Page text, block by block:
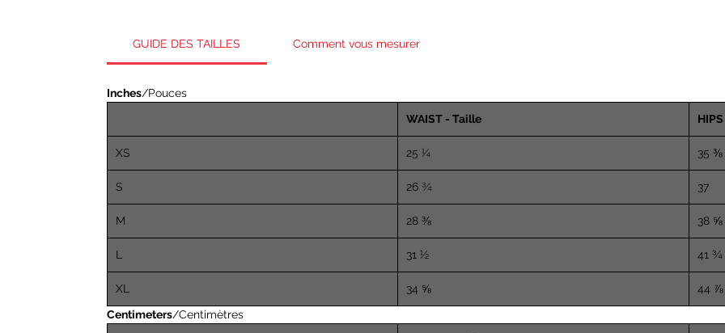
GUIDE DES TAILLES Comment vous mesurer
Inches/Pouces
WAIST - Taille
XS 25 ¼ 35 ⅜
S 26 ¾ 37
M 28 ⅜ 38 ⅝
L 31 ½ 41 ¾
XL 34 ⅝
44 ⅞
Centimeters/Centimètres